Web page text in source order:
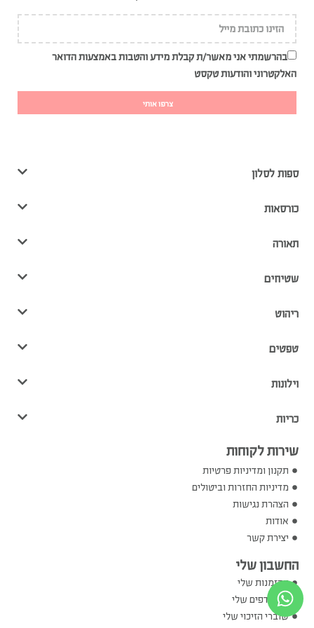
בהרשמתי אני מאשר/ת קבלת מידע והטבות באמצעות הדואר
האלקטרוני והודעות טקסט
צרפו אותי
ספות לסלון
כורסאות
תאורה
שטיחים
ריהוט
טפטים
וילונות
כריות
שירות לקוחות
תקנון ומדיניות פרטיות
מדיניות החזרות וביטולים
הצהרת נגישות
אודות
יצירת קשר
החשבון שלי
ההזמנות שלי
המועדפים שלי
שוברי הזיכוי שלי